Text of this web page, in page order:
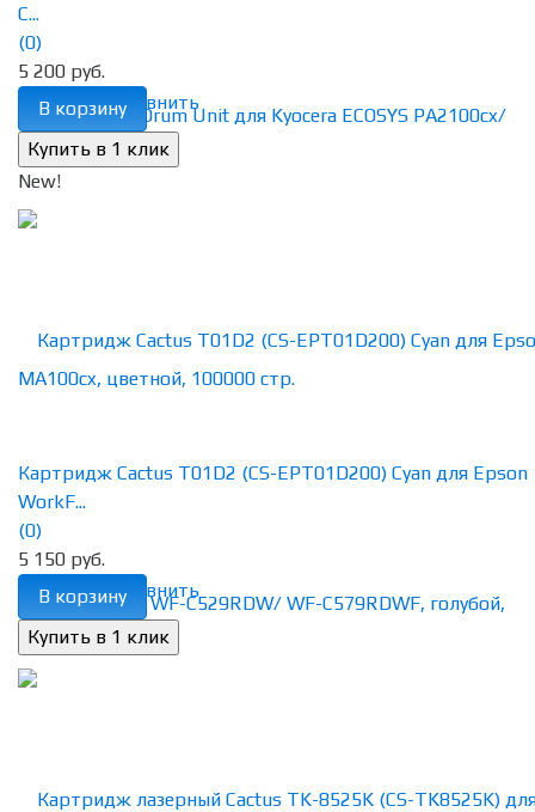
избранное сравнить
C...
(0)
5 200 руб.
В корзину
New!
избранное сравнить
Картридж Cactus T01D2 (CS-EPT01D200) Cyan для Epson
WorkF...
(0)
5 150 руб.
В корзину